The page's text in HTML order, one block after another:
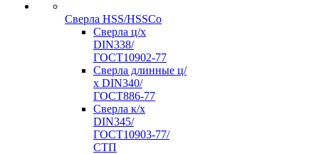
Сверла HSS/HSSCo
Сверла ц/х
DIN338/
ГОСТ10902-77
Сверла длинные ц/
х DIN340/
ГОСТ886-77
Сверла к/х
DIN345/
ГОСТ10903-77/
СТП